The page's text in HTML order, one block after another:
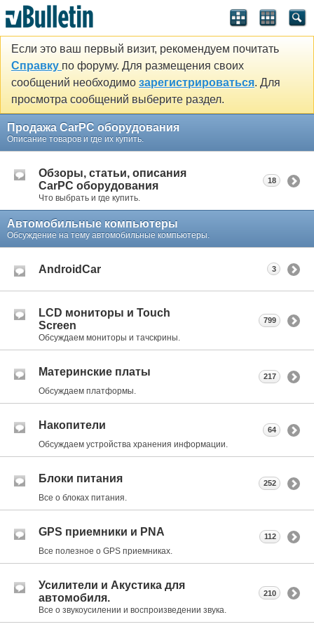
Если это ваш первый визит, рекомендуем почитать
Справку по форуму. Для размещения своих
сообщений необходимо зарегистрироваться. Для
просмотра сообщений выберите раздел.
Продажа CarPC оборудования
Описание товаров и где их купить.
Обзоры, статьи, описания
CarPC оборудования
Что выбрать и где купить.
18
Автомобильные компьютеры
Обсуждение на тему автомобильные компьютеры.
AndroidCar 3
LCD мониторы и Touch
Screen
Обсуждаем мониторы и тачскрины.
799
Материнские платы
Обсуждаем платформы.
217
Накопители
Обсуждаем устройства хранения информации.
64
Блоки питания
Все о блоках питания.
252
GPS приемники и PNA
Все полезное о GPS приемниках.
112
Усилители и Акустика для
автомобиля.
Все о звукоусилении и воспроизведении звука.
210